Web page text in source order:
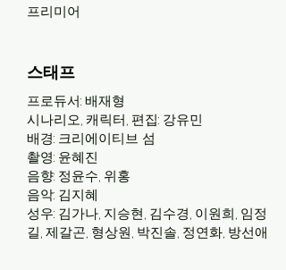
프리미어
스태프
프로듀서: 배재형
시나리오, 캐릭터, 편집: 강유민
배경: 크리에이티브 섬
촬영: 윤혜진
음향: 정윤수, 위홍
음악: 김지혜
성우: 김가나, 지승현, 김수경, 이원희, 임정
길, 제갈곤, 형상원, 박진솔, 정연화, 방선애